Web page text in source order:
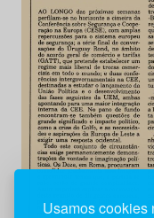
Usamos cookies